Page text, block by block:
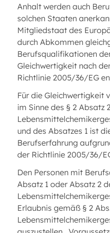
Anhalt werden auch
solchen Staaten
Mitgliedstaat des
durch Abkommen
Berufsqualifikationen
Gleichwertigkeit nach
Richtlinie 2005/36/EG
Für die Gleichwertigkeit
im Sinne des § 2 Absatz
und des Absatzes 1 ist
Berufserfahrung
der Richtlinie 2005/36/
Den Personen mit
Absatz 1 oder Absatz 2
Erlaubnis gemäß § 2